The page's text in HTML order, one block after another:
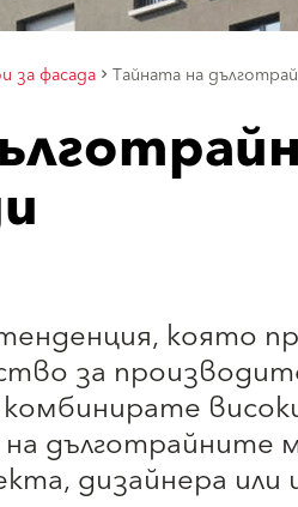
за фасада Тайната на
която
за
дълготрайните
дизайнера